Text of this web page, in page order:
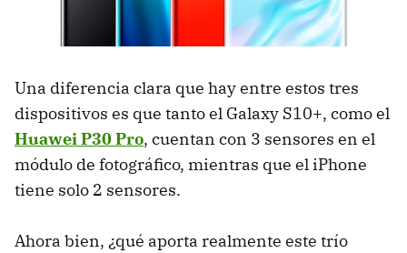
Una diferencia clara que hay entre estos tres
dispositivos es que tanto el Galaxy S10+, como el
Huawei P30 Pro, cuentan con 3 sensores en el
módulo de fotográfico, mientras que el iPhone
tiene solo 2 sensores.
Ahora bien, ¿qué aporta realmente este trío